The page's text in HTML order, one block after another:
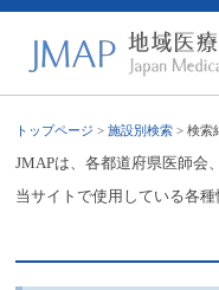
トップページ >施設別検索 > 検索
JMAPは、各都道府県医師会
当サイトで使用している各